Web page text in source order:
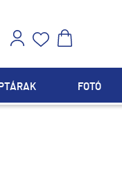
FOTÓ